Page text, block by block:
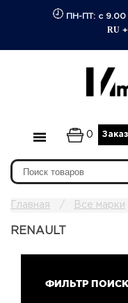
ПН-ПТ: с 9.00
RU
0
Главная Все марки
RENAULT
ФИЛЬТР